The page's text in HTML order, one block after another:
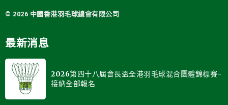
© 2026 中國 香港羽毛球總會有限公司
最新消息
2026第四十八屆會長盃全港羽毛球混合團體錦標賽-
接納全部報名